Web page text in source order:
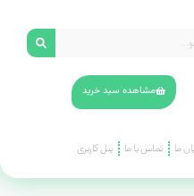
مشاهده سبد خرید
ما تماس با ما پنل کاربری